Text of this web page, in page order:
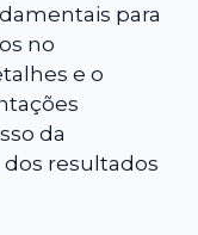
para
no
e o
da
resultados